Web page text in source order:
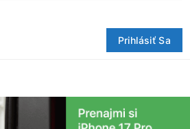
Prihlásiť Sa